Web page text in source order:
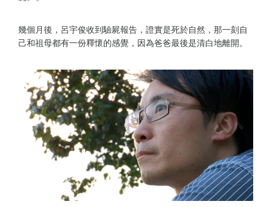
幾個月後，呂宇俊收到驗屍報告，證實是死於自然，那一刻自
己和祖母都有一份釋懷的感覺，因為爸爸最後是清白地離開。